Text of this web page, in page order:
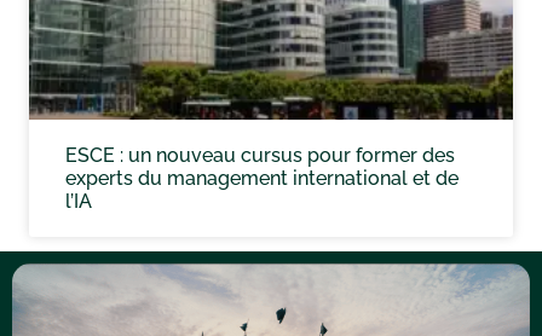
ESCE : un nouveau cursus pour former des
experts du management international et de
l’IA